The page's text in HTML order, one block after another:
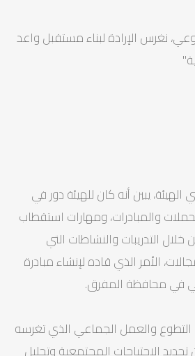
نغرس الإرادة لبناء مستقبل واعد
يبين أنه كان للهيئة دور في
والمبادرات، ومهارات استقطاب
التدريبات والنشاطات التي
الأمر الذي قاده لإنشاء مبادرة
في محافظة المفرق.
والعمل الجماعي الذي تغرسه
الاحتياجات المجتمعية وتحليل